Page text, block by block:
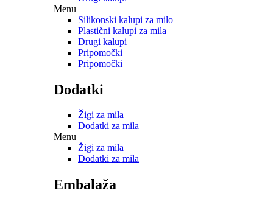
Menu
Silikonski kalupi za milo
Plastični kalupi za mila
Drugi kalupi
Pripomočki
Pripomočki
Dodatki
Žigi za mila
Dodatki za mila
Menu
Žigi za mila
Dodatki za mila
Embalaža